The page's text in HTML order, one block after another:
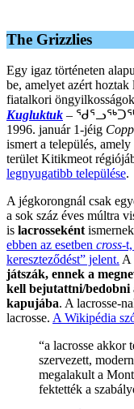
The Grizzlies
Egy igaz történeten
be, amelyet azért
fiatalkori
Kugluktuk – ᖁᕐᓗᖅᑐᖅ
1996. január 1-jéig
ismert a település,
terület Kitikmeot
legnyugatibb települése.
A jégkorongnál csak
a sok száz éves múltra
is lacrosseként
ebben az esetben cross-t,
kereszteződést” jelent. A
játszák, ennek a
kell bejutattni/bedobni
kapujába. A lacrosse-
lacrosse. A Wikipédia
“a lacrosse akkor
szervezett,
megalakult a
fektették a